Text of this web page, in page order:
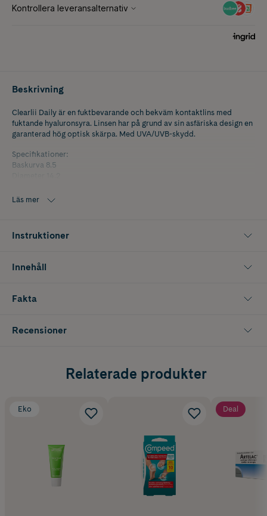
Beskrivning
Clearlii Daily är en fuktbevarande och bekväm kontaktlins med
fuktande hyaluronsyra. Linsen har på grund av sin asfäriska design en
garanterad hög optisk skärpa. Med UVA/UVB-skydd.
Specifikationer:
Baskurva 8.5
Läs mer
Instruktioner
Innehåll
Fakta
Recensioner
Relaterade produkter
Eko Deal